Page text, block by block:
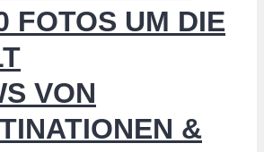
FOTOS UM DIE
VON
&